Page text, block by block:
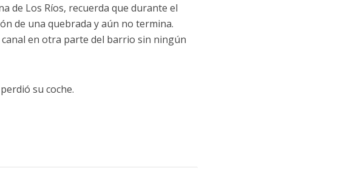
de Los Ríos, recuerda que durante el
de una quebrada y aún no termina.
en otra parte del barrio sin ningún
su coche.